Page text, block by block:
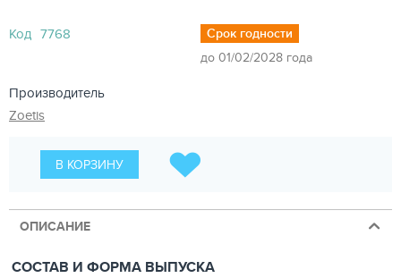
Код 7768
Срок годности
до 01/02/2028 года
Производитель
Zoetis
В КОРЗИНУ
ОПИСАНИЕ
СОСТАВ И ФОРМА ВЫПУСКА